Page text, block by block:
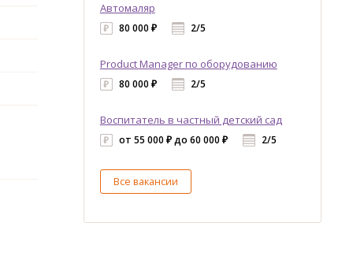
Автомаляр
80 000 ₽ 2/5
Product Manager по оборудованию
80 000 ₽ 2/5
Воспитатель в частный детский сад
от 55 000 ₽ до 60 000 ₽ 2/5
Все вакансии